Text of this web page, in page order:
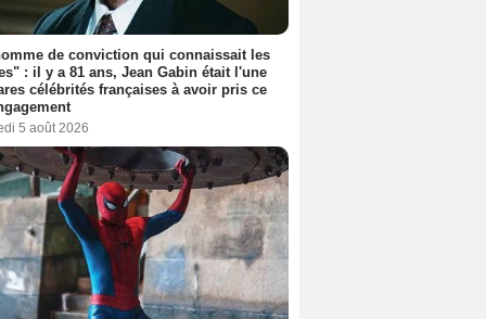
de conviction qui connaissait les
: il y a 81 ans, Jean Gabin était l'une
célébrités françaises à avoir pris ce
5 août 2026